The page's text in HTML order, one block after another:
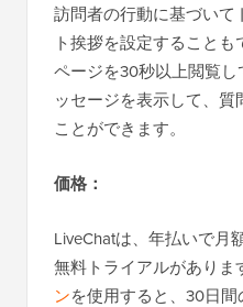
訪問者の行動に基づいて
ト挨拶を設定すること
ページを30秒以上閲覧
ッセージを表示して、
ことができます。
価格：
LiveChatは、年払いで月
無料トライアルがありま
ンを使用すると、30日